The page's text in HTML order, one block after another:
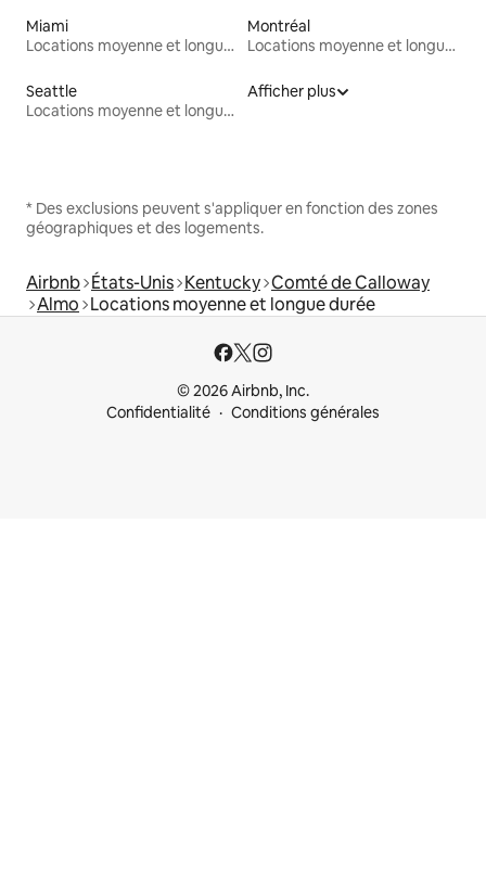
Miami
Locations moyenne et longue durée
Montréal
Locations moyenne et longue durée
Seattle
Locations moyenne et longue durée
Afficher plus
* Des exclusions peuvent s'appliquer en fonction des zones
géographiques et des logements.
Airbnb États-Unis Kentucky Comté de Calloway
Almo Locations moyenne et longue durée
© 2026 Airbnb, Inc.
Confidentialité
Conditions générales